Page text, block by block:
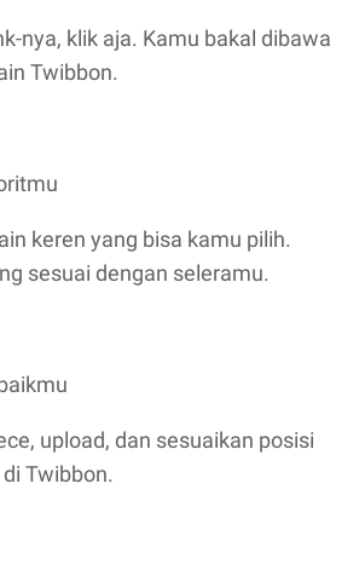
nya, klik aja. Kamu bakal dibawa
Twibbon.
keren yang bisa kamu pilih.
sesuai dengan seleramu.
upload, dan sesuaikan posisi
Twibbon.